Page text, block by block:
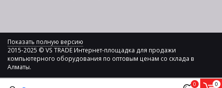
0 0
Показать полную версию
2015-2025 © VS TRADE Интернет-площадка для продажи
компьютерного оборудования по оптовым ценам со склада в
Алматы.